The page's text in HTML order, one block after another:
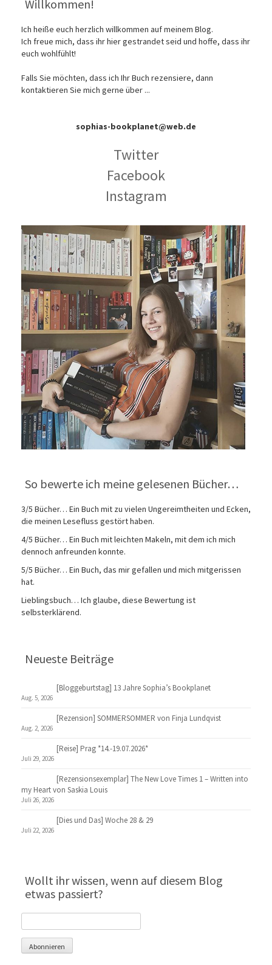
Willkommen!
Ich heiße euch herzlich willkommen auf meinem Blog.
Ich freue mich, dass ihr hier gestrandet seid und hoffe, dass ihr
euch wohlfühlt!
Falls Sie möchten, dass ich Ihr Buch rezensiere, dann
kontaktieren Sie mich gerne über ...
sophias-bookplanet@web.de
Twitter
Facebook
Instagram
So bewerte ich meine gelesenen Bücher…
3/5 Bücher… Ein Buch mit zu vielen Ungereimtheiten und Ecken,
die meinen Lesefluss gestört haben.
4/5 Bücher… Ein Buch mit leichten Makeln, mit dem ich mich
dennoch anfreunden konnte.
5/5 Bücher… Ein Buch, das mir gefallen und mich mitgerissen
hat.
Lieblingsbuch… Ich glaube, diese Bewertung ist
selbsterklärend.
Neueste Beiträge
[Bloggeburtstag] 13 Jahre Sophia’s Bookplanet
Aug. 5, 2026
[Rezension] SOMMERSOMMER von Finja Lundqvist
Aug. 2, 2026
[Reise] Prag *14.-19.07.2026*
Juli 29, 2026
[Rezensionsexemplar] The New Love Times 1 – Written into
my Heart von Saskia Louis
Juli 26, 2026
[Dies und Das] Woche 28 & 29
Juli 22, 2026
Wollt ihr wissen, wenn auf diesem Blog
etwas passiert?